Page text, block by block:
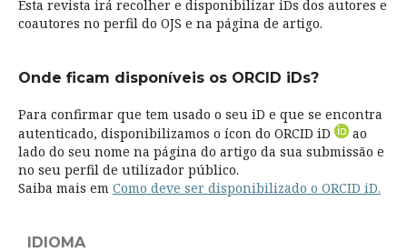
Esta revista irá recolher e disponibilizar iDs dos autores e
coautores no perfil do OJS e na página de artigo.
Onde ficam disponíveis os ORCID iDs?
Para confirmar que tem usado o seu iD e que se encontra
autenticado, disponibilizamos o ícon do ORCID iD
ao
lado do seu nome na página do artigo da sua submissão e
no seu perfil de utilizador público.
Saiba mais em Como deve ser disponibilizado o ORCID iD.
IDIOMA